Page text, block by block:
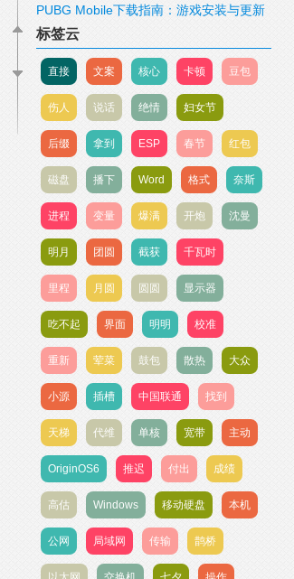
IP，查询对方的位置
PUBG Mobile下载指南：游戏安装与更新
标签云
直接 文案 核心 卡顿 豆包
伤人 说话 绝情 妇女节
后缀 拿到 ESP 春节 红包
磁盘 播下 Word 格式 奈斯
进程 变量 爆满 开炮 沈曼
明月 团圆 截获 千瓦时
里程 月圆 圆圆 显示器
吃不起 界面 明明 校准
重新 荤菜 鼓包 散热 大众
小源 插槽 中国联通 找到
天梯 代维 单核 宽带 主动
OriginOS6 推迟 付出 成绩
高估 Windows 移动硬盘 本机
公网 局域网 传输 鹊桥